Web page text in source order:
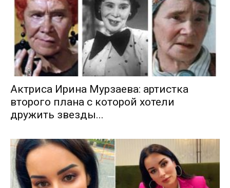
Актриса Ирина Мурзаева: артистка
второго плана с которой хотели
дружить звезды...